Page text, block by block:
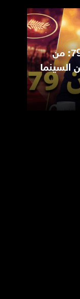
مهرجان كان السينمائي 79: من
السينما